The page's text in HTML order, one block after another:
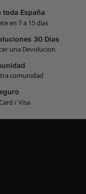
toda España
en 7 a 15 días
30 Días
una Devolucion
comunidad
/ Visa